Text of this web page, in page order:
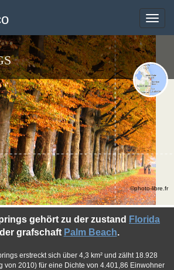
Toggle
gehört zu der zustand Florida
grafschaft Palm Beach.
erstreckt sich über 4,3 km² und zälht 18.928
von 2010) für eine Dichte von 4.401,86 Einwohner
©photo-libre.fr
Toggle